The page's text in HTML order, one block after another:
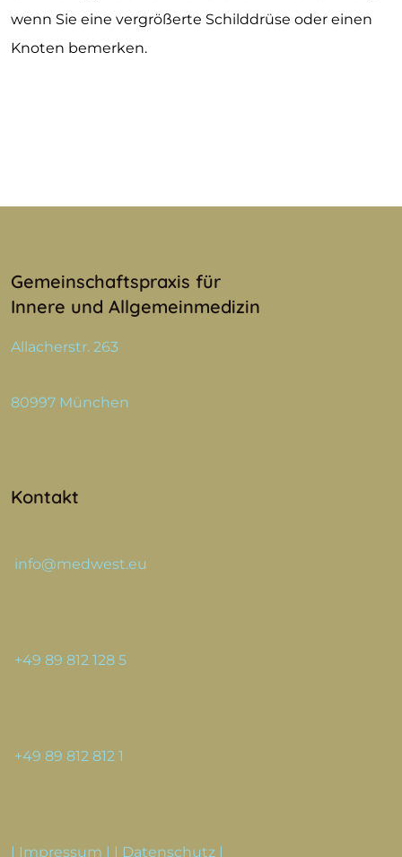
wenn Sie eine vergrößerte Schilddrüse oder einen
Knoten bemerken.
Gemeinschaftspraxis für
Innere und Allgemeinmedizin
Allacherstr. 263
80997 München
Kontakt
info@medwest.eu
+49 89 812 128 5
+49 89 812 812 1
| Impressum | | Datenschutz |